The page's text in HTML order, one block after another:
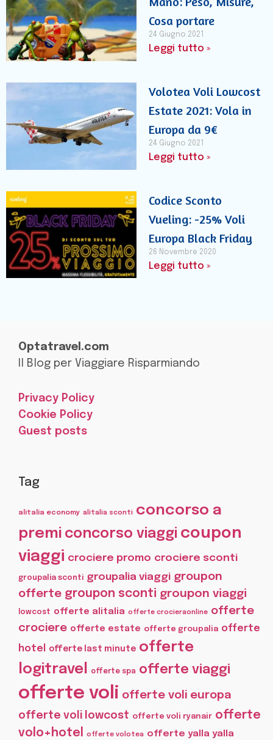
Cosa portare
24 Giugno 2021
Leggi tutto »
Volotea Voli Lowcost
Estate 2021: Vola in
Europa da 9€
24 Giugno 2021
Leggi tutto »
Codice Sconto
Vueling: -25% Voli
Europa Black Friday
26 Novembre 2020
Leggi tutto »
Optatravel.com
Il Blog per Viaggiare Risparmiando
Privacy Policy
Cookie Policy
Guest posts
Tag
alitalia economy alitalia sconti concorso a
premi concorso viaggi coupon
viaggi crociere promo crociere sconti
groupalia sconti groupalia viaggi groupon
offerte groupon sconti groupon viaggi
lowcost offerte alitalia offerte crocieraonline offerte
crociere offerte estate offerte groupalia offerte
hotel
offerte last minute offerte
logitravel offerte spa offerte viaggi
offerte voli offerte voli europa
offerte voli lowcost offerte voli ryanair offerte
volo+hotel offerte volotea offerte yalla yalla